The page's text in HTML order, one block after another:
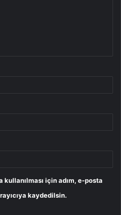
kullanılması için adım, e-posta
kaydedilsin.